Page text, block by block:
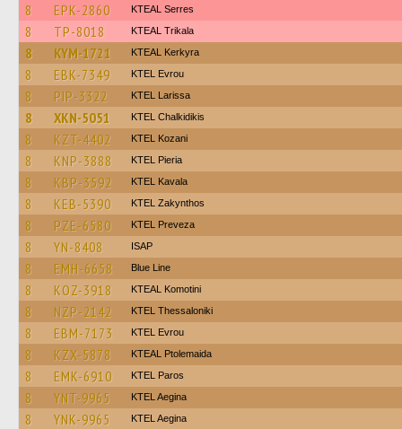
8 EPK-2860 KTEAL Serres
8 TP-8018 KTEAL Trikala
8 KYM-1721 KTEAL Kerkyra
8 EBK-7349 KTEL Evrou
8 PIP-3322 KTEL Larissa
8 XKN-5051 ΚΤΕL Chalkidikis
8 KZT-4402 ΚΤΕL Kozani
8 KNP-3888 KTEL Pieria
8 KBP-3592 KTEL Kavala
8 KEB-5390 KTEL Zakynthos
8 PZE-6580 KTEL Preveza
8 YN-8408 ISAP
8 EMH-6658 Blue Line
8 KOZ-3918 KTEAL Komotini
8 NZP-2142 KTEL Thessaloniki
8 EBM-7173 KTEL Evrou
8 KZX-5878 KTEAL Ptolemaida
8 EMK-6910 KTEL Paros
8 YNT-9965 KTEL Aegina
8 YNK-9965 KTEL Aegina